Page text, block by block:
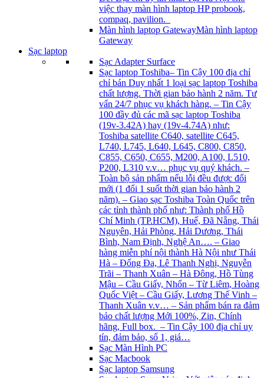
việc thay màn hình laptop HP probook,
compaq, pavilion.
Màn hình laptop GatewayMàn hình laptop
Gateway
Sạc laptop
Sạc Adapter Surface
Sạc laptop Toshiba– Tin Cậy 100 địa chỉ
chỉ bán Duy nhất 1 loại sạc laptop Toshiba
chất lượng. Thời gian bảo hành 2 năm. Tư
vấn 24/7 phục vụ khách hàng. – Tin Cậy
100 đầy đủ các mã sạc laptop Toshiba
(19v-3.42A) hay (19v-4.74A) như:
Toshiba satellite C640, satellite C645,
L740, L745, L640, L645, C800, C850,
C855, C650, C655, M200, A100, L510,
P200, L310 v.v… phục vụ quý khách. –
Toàn bộ sản phẩm nếu lỗi đều được đổi
mới (1 đổi 1 suốt thời gian bảo hành 2
năm). – Giao sạc Toshiba Toàn Quốc trên
các tỉnh thành phố như: Thành phố Hồ
Chí Minh (TP.HCM), Huế, Đã Nẵng, Thái
Nguyên, Hải Phòng, Hải Dương, Thái
Bình, Nam Định, Nghệ An…. – Giao
hàng miễn phí nội thành Hà Nội như Thái
Hà – Đống Đa, Lê Thanh Nghị, Nguyễn
Trãi – Thanh Xuân – Hà Đông, Hồ Tùng
Mậu – Cầu Giấy, Nhổn – Từ Liêm, Hoàng
Quốc Việt – Cầu Giấy, Lương Thế Vinh –
Thanh Xuân v.v… – Sản phẩm bán ra đảm
bảo chất lượng Mới 100%, Zin, Chính
hãng, Full box. – Tin Cậy 100 địa chỉ uy
tín, đảm bảo, số 1, giá…
Sạc Màn Hình PC
Sạc Macbook
Sạc laptop Samsung